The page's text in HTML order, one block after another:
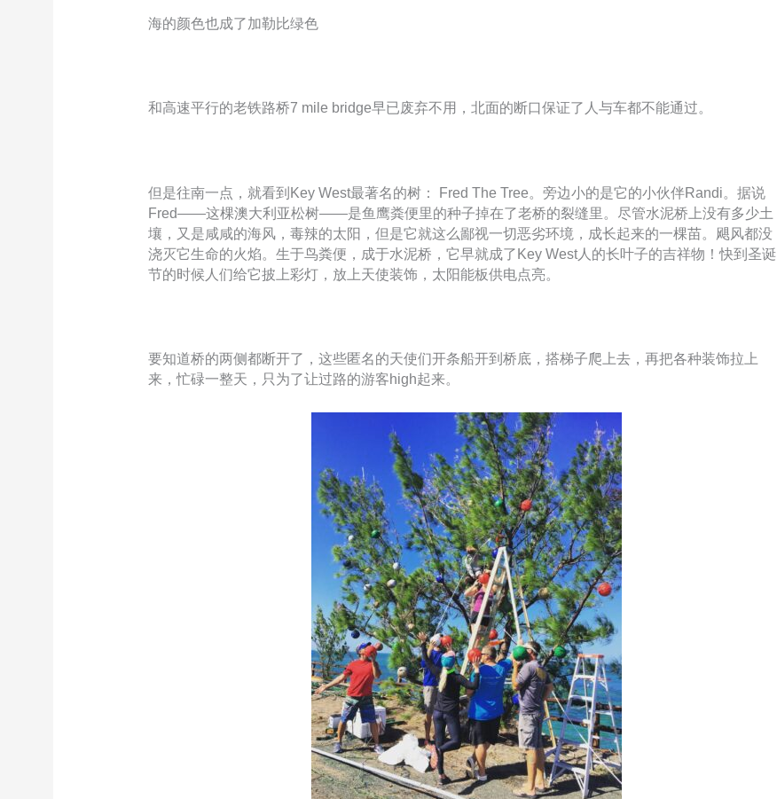
海的颜色也成了加勒比绿色
和高速平行的老铁路桥7 mile bridge早已废弃不用，北面的断口保证了人与车都不能通过。
但是往南一点，就看到Key West最著名的树： Fred The Tree。旁边小的是它的小伙伴Randi。据说
Fred——这棵澳大利亚松树——是鱼鹰粪便里的种子掉在了老桥的裂缝里。尽管水泥桥上没有多少土
壤，又是咸咸的海风，毒辣的太阳，但是它就这么鄙视一切恶劣环境，成长起来的一棵苗。飓风都没
浇灭它生命的火焰。生于鸟粪便，成于水泥桥，它早就成了Key West人的长叶子的吉祥物！快到圣诞
节的时候人们给它披上彩灯，放上天使装饰，太阳能板供电点亮。
要知道桥的两侧都断开了，这些匿名的天使们开条船开到桥底，搭梯子爬上去，再把各种装饰拉上
来，忙碌一整天，只为了让过路的游客high起来。